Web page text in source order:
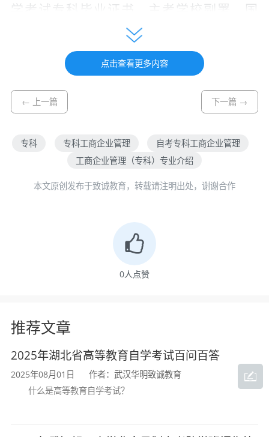
学考试专科毕业证书，主考学校副署，国
三、培养目标与基本要求
本专业培养理想信念坚定，德、智、
体、美、劳全面发展，具有一定的科学文
新意识，精益求精的工匠精神，较强的职
业能力和可持续发展的能力，具备经济
学、管理学基础理论知识，具有现代工商
置、运营管理、组织协调的能力，具有商
业伦理和团队合作精神，能够在中小型企
业从事基层生产、一线管理和服务等方面
本专业要求初步掌握管理学、经济学
的基本理论和基本知识，掌握现代企业管
理的基本理论、基本技能，具备创新创业
意识，具有较强的企业管理、人际沟通等
方面的实践技能。主要包括：
点击查看更多内容
← 上一篇 下一篇 →
专科 专科工商企业管理
自考专科工商企业管理
工商企业管理（专科）专业介绍
本文原创发布于致诚教育，转载请注明出处，谢谢合作
0人点赞
推荐文章
2025年湖北省高等教育自学考试百问百答
2025年08月01日
作者：武汉华明致诚教育
什么是高等教育自学考试？